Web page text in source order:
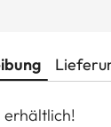
erhältlich!